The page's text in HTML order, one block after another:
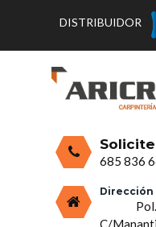
PRODUCTOS
PUERTAS, VENTANAS Y
CERRAMIENTOS, PORCHES
ALUMINIO
CONTACTO Y
PRESUPUESTO
DISTRIBUIDOR
685 836
Dirección
C/